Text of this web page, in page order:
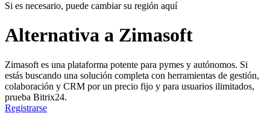
Si es necesario, puede cambiar su región aquí
Alternativa a Zimasoft
Zimasoft es una plataforma potente para pymes y autónomos. Si
estás buscando una solución completa con herramientas de gestión,
colaboración y CRM por un precio fijo y para usuarios ilimitados,
prueba Bitrix24.
Registrarse